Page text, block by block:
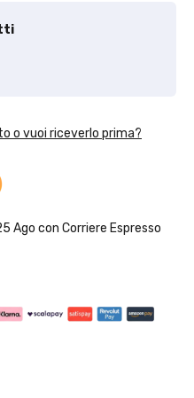
o vuoi riceverlo prima?
Ago con Corriere Espresso